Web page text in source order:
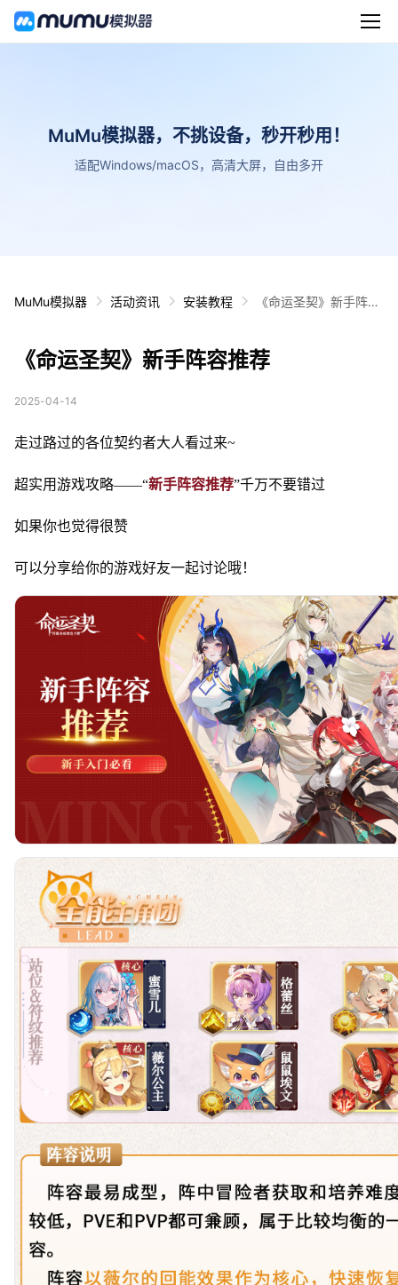
MuMu模拟器，不挑设备，秒开秒用！
适配Windows/macOS，高清大屏，自由多开
MuMu模拟器 活动资讯 安装教程
《命运圣契》新手阵容
《命运圣契》新手阵容推荐
2025-04-14
走过路过的各位契约者大人看过来~
超实用游戏攻略——“新手阵容推荐”千万不要错过
如果你也觉得很赞
可以分享给你的游戏好友一起讨论哦！